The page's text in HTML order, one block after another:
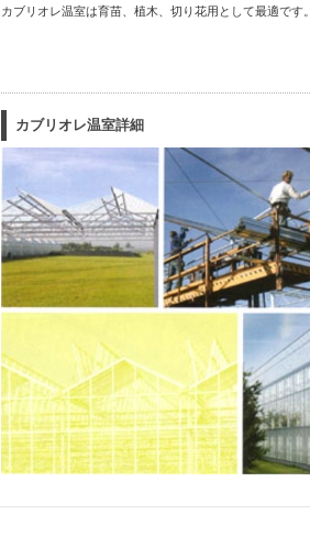
カブリオレ温室は育苗、植木、切り花用として最適です。
カブリオレ温室詳細